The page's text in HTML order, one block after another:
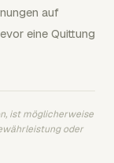
auf
eine Quittung
ist möglicherweise
oder